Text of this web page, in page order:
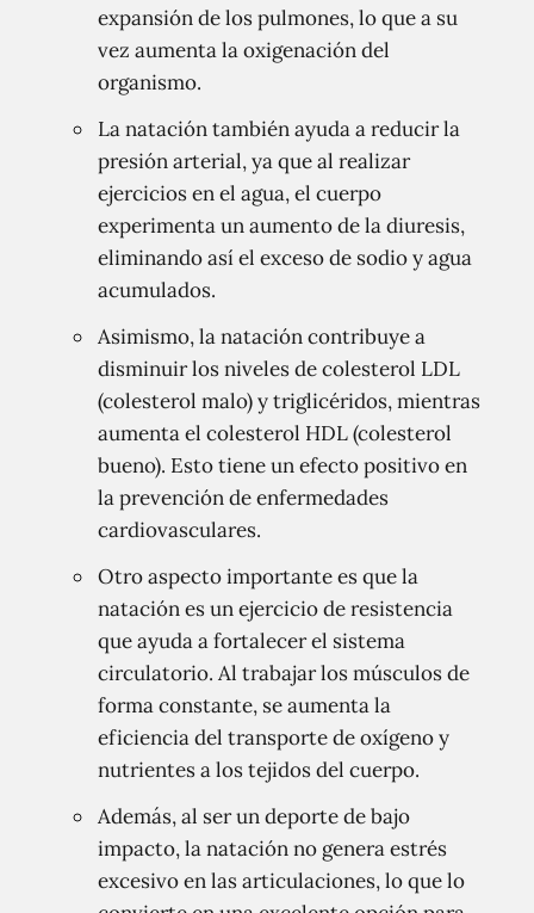
expansión de los pulmones, lo que a su
vez aumenta la oxigenación del
organismo.
La natación también ayuda a reducir la
presión arterial, ya que al realizar
ejercicios en el agua, el cuerpo
experimenta un aumento de la diuresis,
eliminando así el exceso de sodio y agua
acumulados.
Asimismo, la natación contribuye a
disminuir los niveles de colesterol LDL
(colesterol malo) y triglicéridos, mientras
aumenta el colesterol HDL (colesterol
bueno). Esto tiene un efecto positivo en
la prevención de enfermedades
cardiovasculares.
Otro aspecto importante es que la
natación es un ejercicio de resistencia
que ayuda a fortalecer el sistema
circulatorio. Al trabajar los músculos de
forma constante, se aumenta la
eficiencia del transporte de oxígeno y
nutrientes a los tejidos del cuerpo.
Además, al ser un deporte de bajo
impacto, la natación no genera estrés
excesivo en las articulaciones, lo que lo